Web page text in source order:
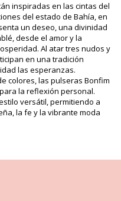
lavado y
Bonfim Lot Of 10
durante todo el año, pero el
nuestros consejos para
collares y anillos
fino de las piedras y
inspiradas en las cintas del
del estado de Bahía, en
un deseo, una divinidad
desde el amor y la
Al atar tres nudos y
en una tradición
las esperanzas.
colores, las pulseras Bonfim
la reflexión personal.
versátil, permitiendo a
la fe y la vibrante moda